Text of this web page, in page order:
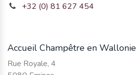
+32 (0) 81 627 454
Accueil Champêtre en Wallonie
Rue Royale, 4